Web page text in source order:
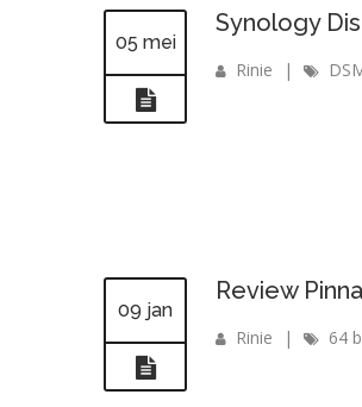
05 mei
Synology
Rinie |
09 jan
Review
Rinie | 64